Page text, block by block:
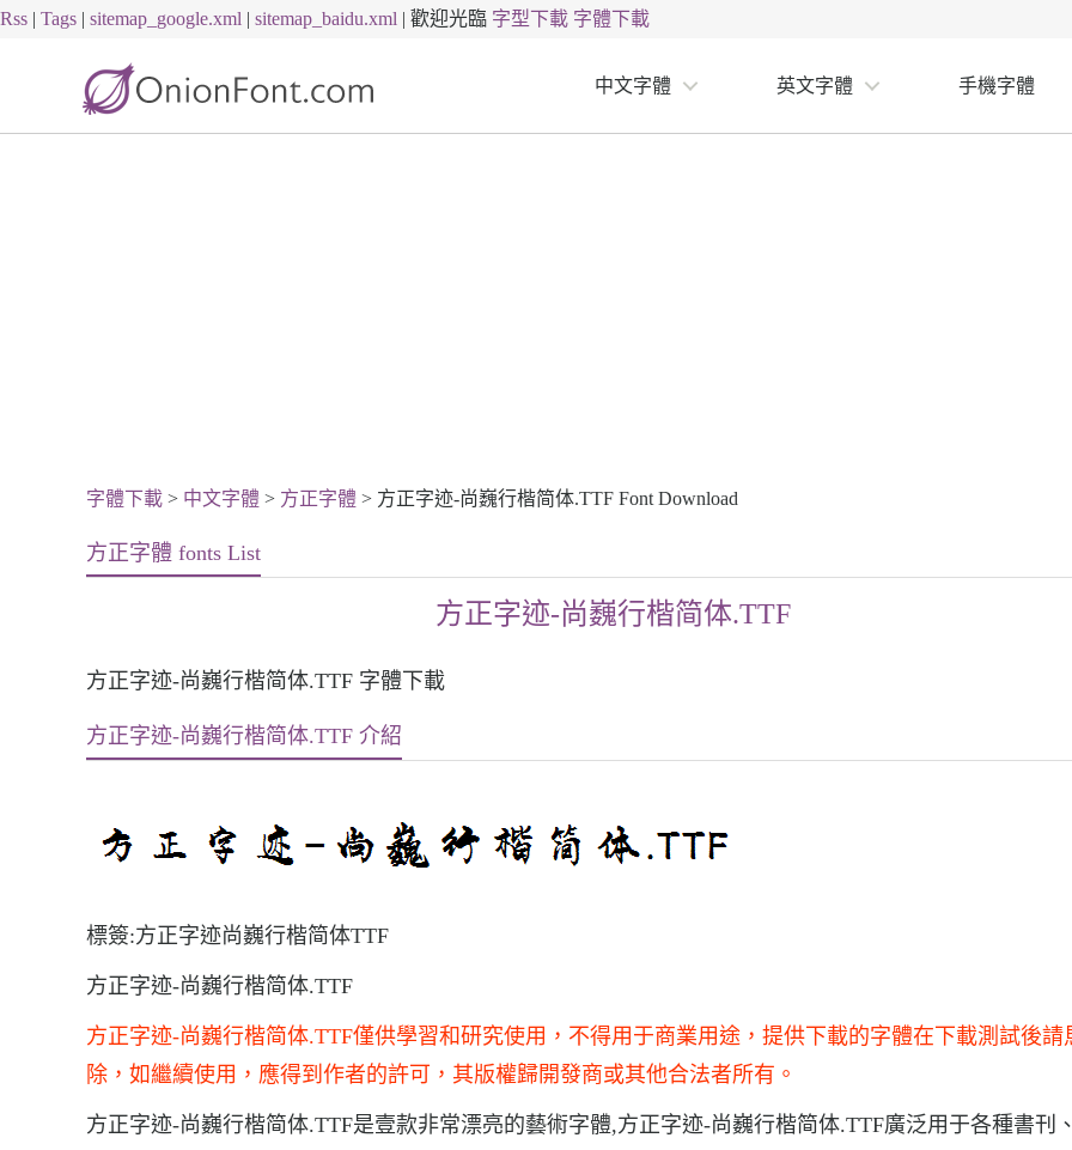
Rss | Tags | sitemap_google.xml | sitemap_baidu.xml | 歡迎光臨 字型下載 字體下載
中文字體 英文字體 手機字體
字體下載 > 中文字體 > 方正字體 > 方正字迹-尚巍行楷简体.TTF Font Download
方正字體 fonts List
方正字迹-尚巍行楷简体.TTF
方正字迹-尚巍行楷简体.TTF 字體下載
方正字迹-尚巍行楷简体.TTF 介紹
標簽:方正字迹尚巍行楷简体TTF
方正字迹-尚巍行楷简体.TTF
方正字迹-尚巍行楷简体.TTF僅供學習和研究使用，不得用于商業用途，提供下載的字體在下載測試後請
除，如繼續使用，應得到作者的許可，其版權歸開發商或其他合法者所有。
方正字迹-尚巍行楷简体.TTF是壹款非常漂亮的藝術字體,方正字迹-尚巍行楷简体.TTF廣泛用于各種書刊